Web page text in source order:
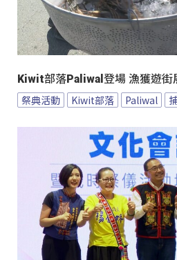
Kiwit部落Paliwal登場 漁獲遊街
祭典活動 Kiwit部落 Paliwal